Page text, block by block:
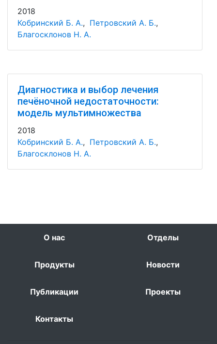
2018
Кобринский Б. А., Петровский А. Б.,
Благосклонов Н. А.
Диагностика и выбор лечения
печёночной недостаточности:
модель мультимножества
2018
Кобринский Б. А., Петровский А. Б.,
Благосклонов Н. А.
О нас Отделы
Продукты Новости
Публикации Проекты
Контакты